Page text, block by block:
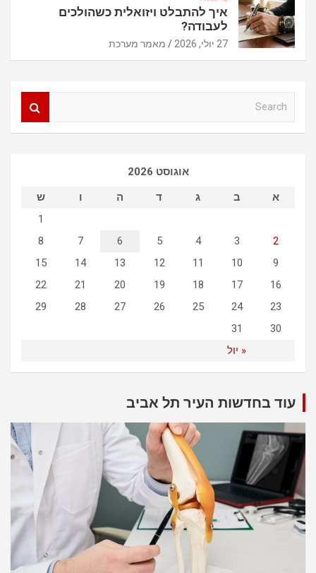
איך להתבלט ויזואלית כשהולכים
לעבודה?
27 יולי, 2026 מאמר מערכת
אוגוסט 2026
א
ב ג ד ה ו ש
« יול
1
2
3
4
5
6
7
8
9
10
11
12
13
14
15
16
17
18
19
20
21
22
23
24
25
26
27
28
29
30
31
עוד בחדשות העיר תל אביב